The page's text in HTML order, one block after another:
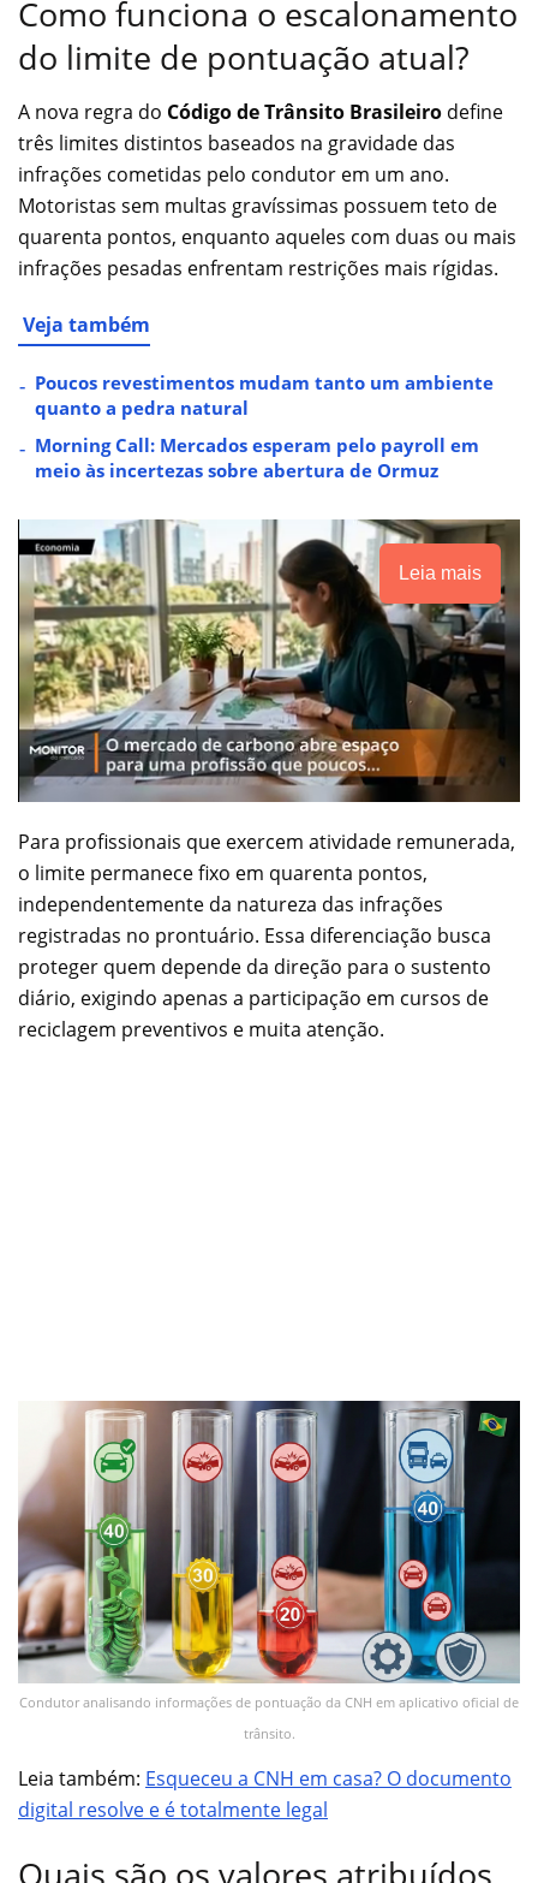
Como funciona o escalonamento
do limite de pontuação atual?
A nova regra do Código de Trânsito Brasileiro define
três limites distintos baseados na gravidade das
infrações cometidas pelo condutor em um ano.
Motoristas sem multas gravíssimas possuem teto de
quarenta pontos, enquanto aqueles com duas ou mais
infrações pesadas enfrentam restrições mais rígidas.
Veja também
Poucos revestimentos mudam tanto um ambiente
quanto a pedra natural
Morning Call: Mercados esperam pelo payroll em
meio às incertezas sobre abertura de Ormuz
Leia mais
Para profissionais que exercem atividade remunerada,
o limite permanece fixo em quarenta pontos,
independentemente da natureza das infrações
registradas no prontuário. Essa diferenciação busca
proteger quem depende da direção para o sustento
diário, exigindo apenas a participação em cursos de
reciclagem preventivos e muita atenção.
Condutor analisando informações de pontuação da CNH em aplicativo oficial de
trânsito.
Leia também: Esqueceu a CNH em casa? O documento
digital resolve e é totalmente legal
Quais são os valores atribuídos